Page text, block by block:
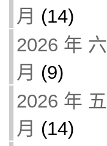
月 (14)
2026 年 六
月 (9)
2026 年 五
月 (14)